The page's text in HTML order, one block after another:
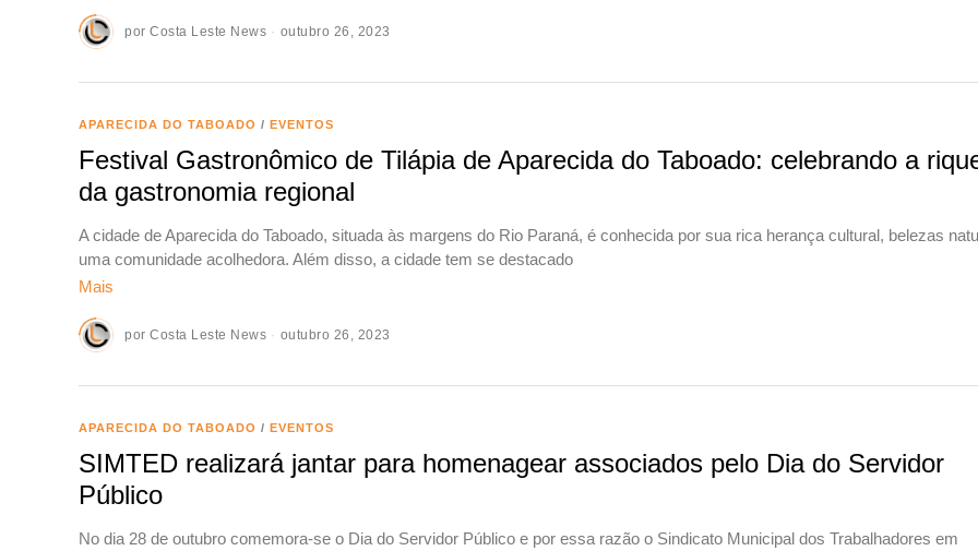
por Costa Leste News outubro 26, 2023
APARECIDA DO TABOADO / EVENTOS
Festival Gastronômico de Tilápia de Aparecida do Taboado: celebrando a
da gastronomia regional
A cidade de Aparecida do Taboado, situada às margens do Rio Paraná, é conhecida por sua rica herança cultural, belezas
uma comunidade acolhedora. Além disso, a cidade tem se destacado
Mais
por Costa Leste News outubro 26, 2023
APARECIDA DO TABOADO / EVENTOS
SIMTED realizará jantar para homenagear associados pelo Dia do Servidor
Público
No dia 28 de outubro comemora-se o Dia do Servidor Público e por essa razão o Sindicato Municipal dos Trabalhadores em